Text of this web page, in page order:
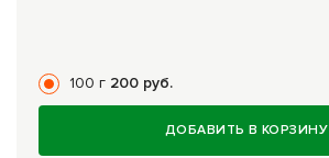
100 г 200 руб.
ДОБАВИТЬ В КОРЗИНУ